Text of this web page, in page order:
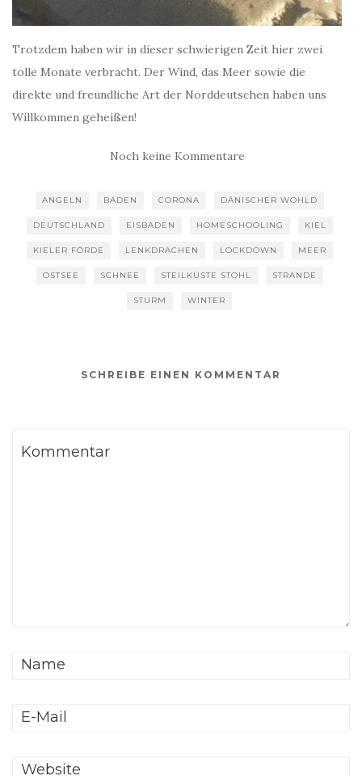
Trotzdem haben wir in dieser schwierigen Zeit hier zwei
tolle Monate verbracht. Der Wind, das Meer sowie die
direkte und freundliche Art der Norddeutschen haben uns
Willkommen geheißen!
Noch keine Kommentare
ANGELN BADEN CORONA DÄNISCHER WOHLD
DEUTSCHLAND EISBADEN HOMESCHOOLING KIEL
KIELER FÖRDE LENKDRACHEN LOCKDOWN MEER
OSTSEE SCHNEE STEILKÜSTE STOHL STRANDE
STURM WINTER
SCHREIBE EINEN KOMMENTAR